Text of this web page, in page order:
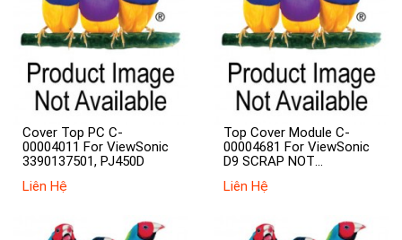
Cover Top PC C-
00004011 For ViewSonic
3390137501, PJ450D
Liên Hệ
Top Cover Module C-
00004681 For ViewSonic
D9 SCRAP NOT
1003, PJ402D-2, PJ458D
Liên Hệ